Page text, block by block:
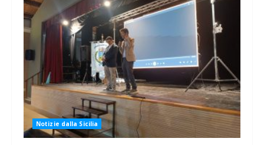
Notizie dalla Sicilia